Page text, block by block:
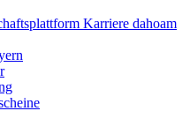
Karriere dahoam